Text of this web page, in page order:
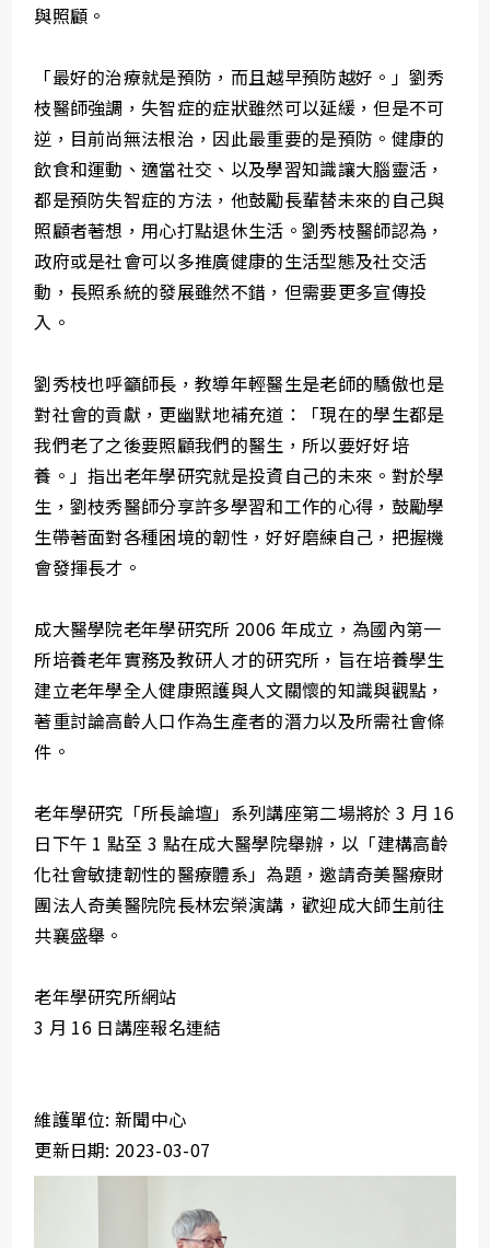
與照顧。
「最好的治療就是預防，而且越早預防越好。」劉秀
枝醫師強調，失智症的症狀雖然可以延緩，但是不可
逆，目前尚無法根治，因此最重要的是預防。健康的
飲食和運動、適當社交、以及學習知識讓大腦靈活，
都是預防失智症的方法，他鼓勵長輩替未來的自己與
照顧者著想，用心打點退休生活。劉秀枝醫師認為，
政府或是社會可以多推廣健康的生活型態及社交活
動，長照系統的發展雖然不錯，但需要更多宣傳投
入。
劉秀枝也呼籲師長，教導年輕醫生是老師的驕傲也是
對社會的貢獻，更幽默地補充道：「現在的學生都是
我們老了之後要照顧我們的醫生，所以要好好培
養。」指出老年學研究就是投資自己的未來。對於學
生，劉枝秀醫師分享許多學習和工作的心得，鼓勵學
生帶著面對各種困境的韌性，好好磨練自己，把握機
會發揮長才。
成大醫學院老年學研究所 2006 年成立，為國內第一
所培養老年實務及教研人才的研究所，旨在培養學生
建立老年學全人健康照護與人文關懷的知識與觀點，
著重討論高齡人口作為生產者的潛力以及所需社會條
件。
老年學研究「所長論壇」系列講座第二場將於 3 月 16
日下午 1 點至 3 點在成大醫學院舉辦，以「建構高齡
化社會敏捷韌性的醫療體系」為題，邀請奇美醫療財
團法人奇美醫院院長林宏榮演講，歡迎成大師生前往
共襄盛舉。
老年學研究所網站
3 月 16 日講座報名連結
維護單位: 新聞中心
更新日期: 2023-03-07